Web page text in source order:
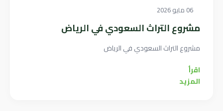
06 مايو 2026
مشروع التراث السعودي في الرياض
مشروع التراث السعودي في الرياض
اقرأ
المزيد